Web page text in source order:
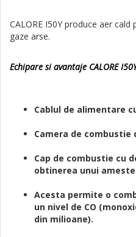
CALORE I50Y produce aer
gaze arse.
Echipare si avantaje CALORE
Cablul de alimentare
Camera de
Cap de combustie cu
obtinerea unui
Acesta permite o
un nivel de CO
din milioane).